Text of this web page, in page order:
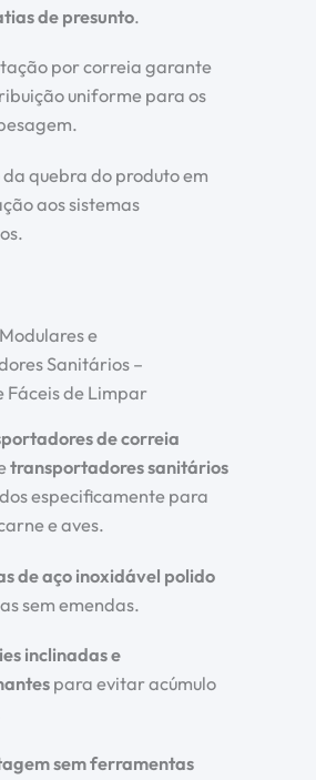
de presunto.
por correia garante
uniforme para os
da quebra do produto em
aos sistemas
e
Sanitários –
Fáceis de Limpar
de correia
transportadores sanitários
especificamente para
e aves.
de aço inoxidável polido
sem emendas.
inclinadas e
para evitar acúmulo
sem ferramentas